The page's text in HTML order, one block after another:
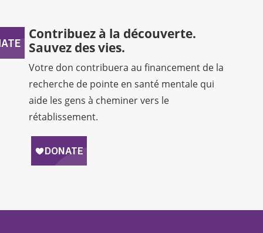
Contribuez à la découverte.
Sauvez des vies.
Votre don contribuera au financement de la
recherche de pointe en santé mentale qui
aide les gens à cheminer vers le
rétablissement.